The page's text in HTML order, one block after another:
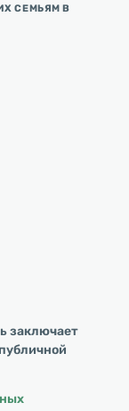
СЕМЬЯМ В
заключает